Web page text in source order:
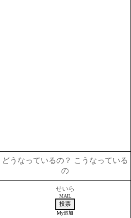
どうなっているの？ こうなっている
の
せいら
MAIL
My追加